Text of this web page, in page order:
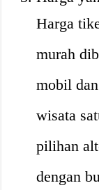
Harga
murah
mobil
wisata
pilihan
dengan